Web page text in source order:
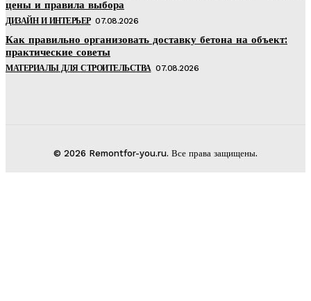
цены и правила выбора
ДИЗАЙН И ИНТЕРЬЕР 07.08.2026
Как правильно организовать доставку бетона на объект:
практические советы
МАТЕРИАЛЫ ДЛЯ СТРОИТЕЛЬСТВА 07.08.2026
© 2026 Remontfor-you.ru. Все права защищены.